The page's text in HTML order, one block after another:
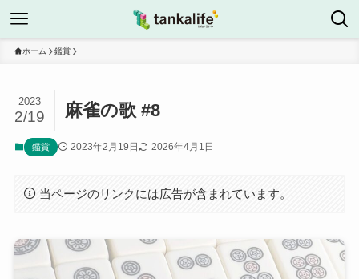
ホーム 鑑賞
麻雀の歌 #8
2023
2/19
鑑賞 2023年2月19日 2026年4月1日
当ページのリンクには広告が含まれています。